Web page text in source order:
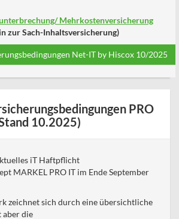
Mehrkostenversicherung
zur Sach-Inhaltsversicherung)
Net-IT by Hiscox 10/2025
PRO
10.2025)
iT Haftpflicht
MARKEL PRO IT im Ende September
zeichnet sich durch eine übersichtliche
aber die